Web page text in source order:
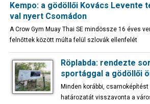
Kempo: a gödöllői Kovács Levente
val nyert Csomádon
A Crow Gym Muay Thai SE mindössze 16 éves
felnőttek között múlta felül szlovák ellenfelét
Röplabda: rendezte
sportággal a gödöllői
Minden korábbi,
határozatát visszavonta a